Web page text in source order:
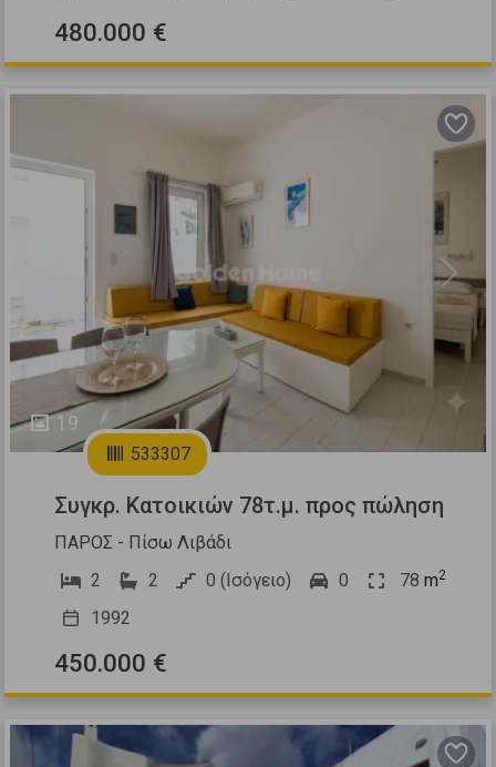
480.000 €
19
Previous Next
533307
Συγκρ. Κατοικιών 78τ.μ. προς πώληση
ΠΑΡΟΣ - Πίσω Λιβάδι
2
2 0 (Ισόγειο) 0 78 m2
1992
450.000 €